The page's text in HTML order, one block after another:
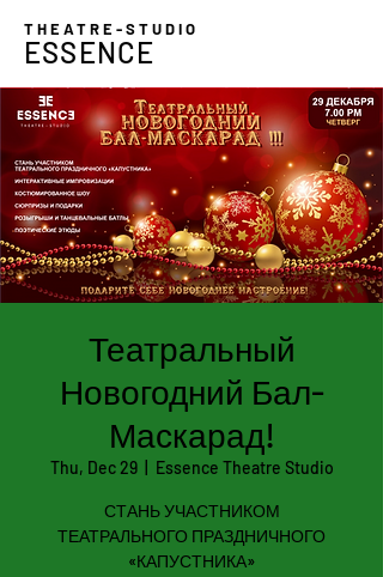
THEATRE-STUDIO
ESSENCE
Театральный
Новогодний Бал-
Маскарад!
Thu, Dec 29
  |
Essence Theatre Studio
СТАНЬ УЧАСТНИКОМ
ТЕАТРАЛЬНОГО ПРАЗДНИЧНОГО
«КАПУСТНИКА»